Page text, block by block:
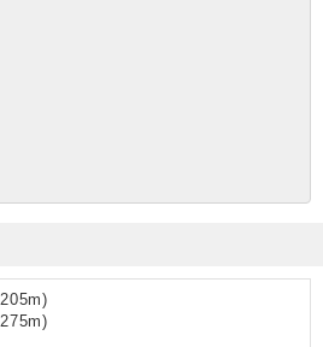
205m)
275m)